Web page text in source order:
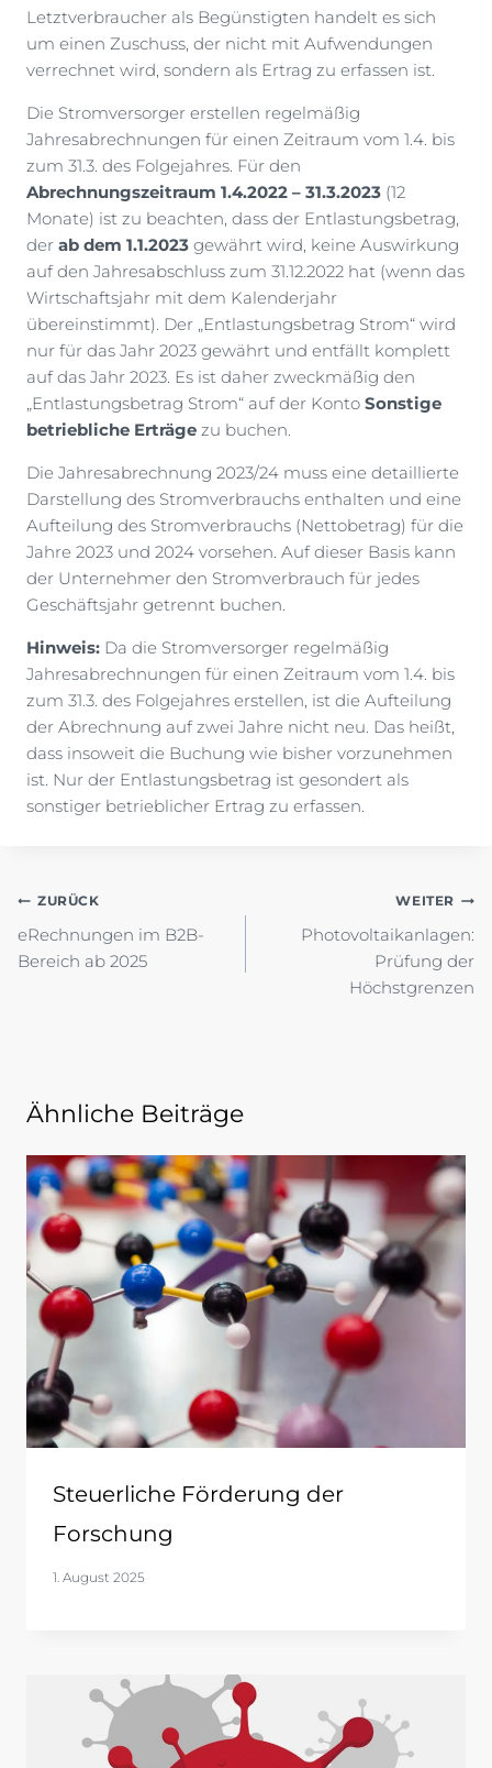
Letztverbraucher als Begünstigten handelt es sich
um einen Zuschuss, der nicht mit Aufwendungen
verrechnet wird, sondern als Ertrag zu erfassen ist.
Die Stromversorger erstellen regelmäßig
Jahresabrechnungen für einen Zeitraum vom 1.4. bis
zum 31.3. des Folgejahres. Für den
Abrechnungszeitraum 1.4.2022 – 31.3.2023 (12
Monate) ist zu beachten, dass der Entlastungsbetrag,
der ab dem 1.1.2023 gewährt wird, keine Auswirkung
auf den Jahresabschluss zum 31.12.2022 hat (wenn das
Wirtschaftsjahr mit dem Kalenderjahr
übereinstimmt). Der „Entlastungsbetrag Strom“ wird
nur für das Jahr 2023 gewährt und entfällt komplett
auf das Jahr 2023. Es ist daher zweckmäßig den
„Entlastungsbetrag Strom“ auf der Konto Sonstige
betriebliche Erträge zu buchen.
Die Jahresabrechnung 2023/24 muss eine detaillierte
Darstellung des Stromverbrauchs enthalten und eine
Aufteilung des Stromverbrauchs (Nettobetrag) für die
Jahre 2023 und 2024 vorsehen. Auf dieser Basis kann
der Unternehmer den Stromverbrauch für jedes
Geschäftsjahr getrennt buchen.
Hinweis: Da die Stromversorger regelmäßig
Jahresabrechnungen für einen Zeitraum vom 1.4. bis
zum 31.3. des Folgejahres erstellen, ist die Aufteilung
der Abrechnung auf zwei Jahre nicht neu. Das heißt,
dass insoweit die Buchung wie bisher vorzunehmen
ist. Nur der Entlastungsbetrag ist gesondert als
sonstiger betrieblicher Ertrag zu erfassen.
Beitragsnavigation
ZURÜCK
eRechnungen im B2B-
Bereich ab 2025
WEITER
Photovoltaikanlagen:
Prüfung der
Höchstgrenzen
Ähnliche Beiträge
Steuerliche Förderung der
Forschung
1. August 2025